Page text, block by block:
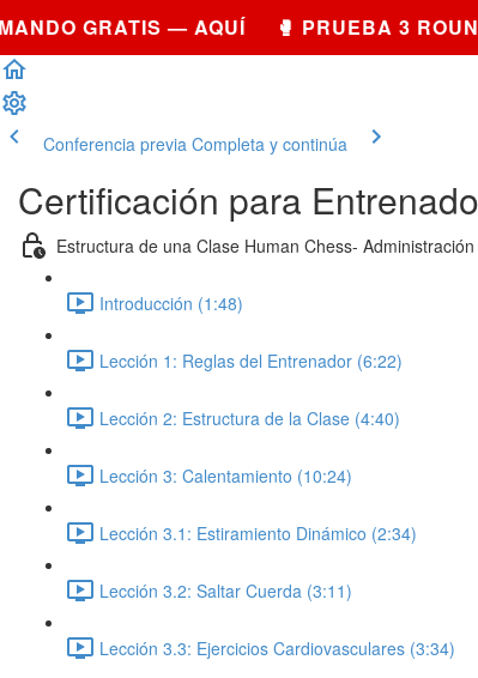
GRATIS — AQUÍ 🥊 PRUEBA 3
Conferencia previa Completa y continúa
Certificación para
Estructura de una Clase Human Chess-
Introducción (1:48)
Lección 1: Reglas del Entrenador (6:22)
Lección 2: Estructura de la Clase (4:40)
Lección 3: Calentamiento (10:24)
Lección 3.1: Estiramiento Dinámico (2:34)
Lección 3.2: Saltar Cuerda (3:11)
Lección 3.3: Ejercicios Cardiovasculares (3:34)